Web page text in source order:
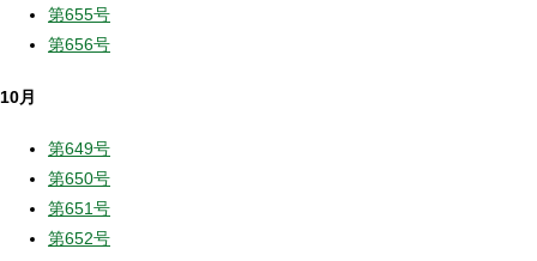
第655号
第656号
10月
第649号
第650号
第651号
第652号